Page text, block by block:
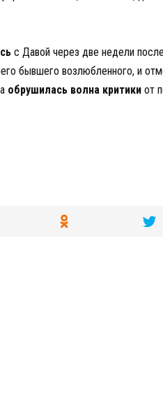
с Давой через две недели
бывшего возлюбленного, и
обрушилась волна критики от